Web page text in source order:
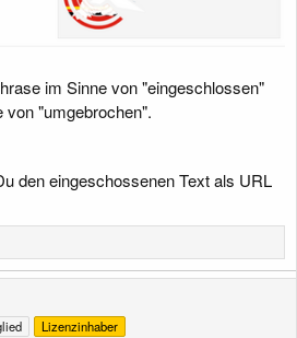
im Sinne von "eingeschlossen"
von "umgebrochen".
den eingeschossenen Text als URL
Lizenzinhaber